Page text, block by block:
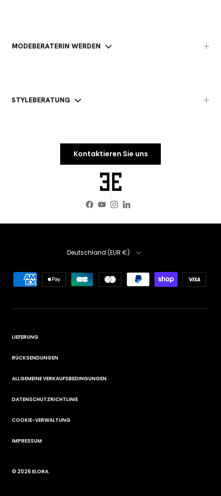
MODEBERATERIN WERDEN
STYLEBERATUNG
Kontaktieren Sie uns
Facebook
YouTube
Instagram
LinkedIn
Deutschland (EUR €)
LIEFERUNG
RÜCKSENDUNGEN
ALLGEMEINE VERKAUFSBEDINGUNGEN
DATENSCHUTZRICHTLINIE
COOKIE-VERWALTUNG
IMPRESSUM
© 2026ELORA.